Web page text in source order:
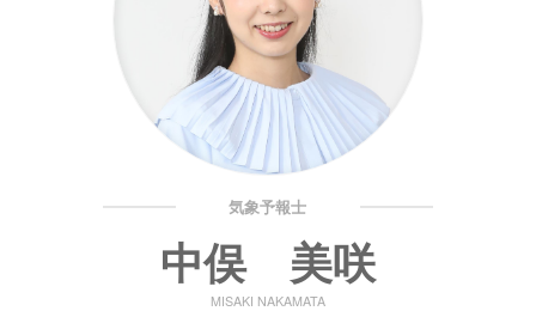
気象予報士
中俣 美咲
MISAKI NAKAMATA